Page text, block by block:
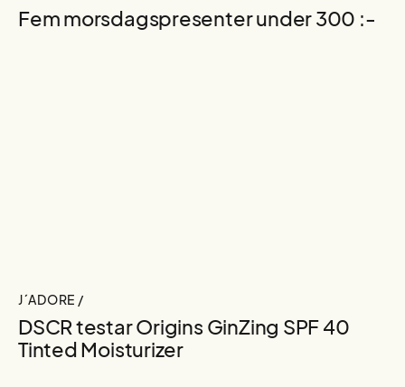
Fem morsdagspresenter under 300 :-
J´ADORE /
DSCR testar Origins GinZing SPF 40
Tinted Moisturizer